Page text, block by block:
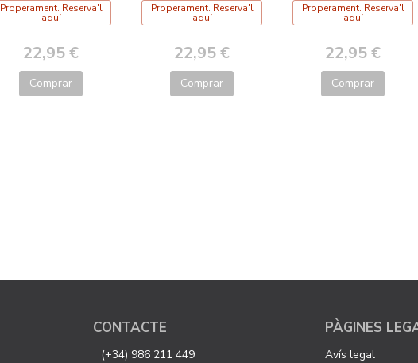
Properament. Reserva'l
aquí
22,95 €
Comprar
Properament. Reserva'l
aquí
22,95 €
Comprar
Properament. Reserva'l
aquí
22,95 €
Comprar
CONTACTE
(+34) 986 211 449
PÀGINES
Avís legal